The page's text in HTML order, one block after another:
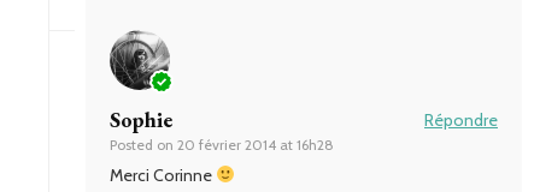
Sophie
Posted on 20 février 2014 at 16h28
Répondre
Merci Corinne